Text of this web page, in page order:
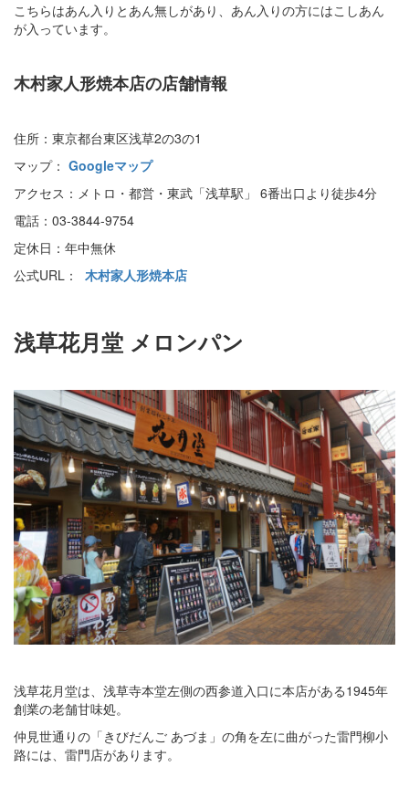
こちらはあん入りとあん無しがあり、あん入りの方にはこしあん
が入っています。
木村家人形焼本店の店舗情報
住所：東京都台東区浅草2の3の1
マップ： Googleマップ
アクセス：メトロ・都営・東武「浅草駅」 6番出口より徒歩4分
電話：03-3844-9754
定休日：年中無休
公式URL： 木村家人形焼本店
浅草花月堂 メロンパン
浅草花月堂は、浅草寺本堂左側の西参道入口に本店がある1945年
創業の老舗甘味処。
仲見世通りの「きびだんご あづま」の角を左に曲がった雷門柳小
路には、雷門店があります。